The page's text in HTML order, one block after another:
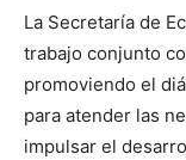
La Secretaría de
trabajo conjunto
promoviendo el
para atender las
impulsar el